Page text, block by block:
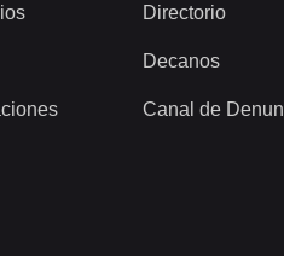
Directorio
Decanos
Canal de